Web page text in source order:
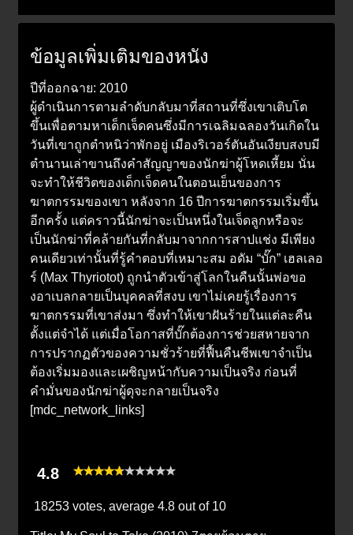
ข้อมูลเพิ่มเติมของหนัง
ปีที่ออกฉาย: 2010
ผู้ดำเนินการตามลำดับกลับมาที่สถานที่ซึ่งเขาเติบโต
ขึ้นเพื่อตามหาเด็กเจ็ดคนซึ่งมีการเฉลิมฉลองวันเกิดใน
วันที่เขาถูกตำหนิว่าพักอยู่ เมืองริเวอร์ตันอันเงียบสงบมี
ตำนานเล่าขานถึงคำสัญญาของนักฆ่าผู้โหดเหี้ยม นั่น
จะทำให้ชีวิตของเด็กเจ็ดคนในตอนเย็นของการ
ฆาตกรรมของเขา หลังจาก 16 ปีการฆาตกรรมเริ่มขึ้น
อีกครั้ง แต่คราวนี้นักฆ่าจะเป็นหนึ่งในเจ็ดลูกหรือจะ
เป็นนักฆ่าที่คล้ายกันที่กลับมาจากการสาปแช่ง มีเพียง
คนเดียวเท่านั้นที่รู้คำตอบที่เหมาะสม อดัม “บั๊ก” เฮลเลอ
ร์ (Max Thyriotot) ถูกนำตัวเข้าสู่โลกในคืนนั้นพ่อขอ
งอาเบลกลายเป็นบุคคลที่สงบ เขาไม่เคยรู้เรื่องการ
ฆาตกรรมที่เขาส่งมา ซึ่งทำให้เขาฝันร้ายในแต่ละคืน
ตั้งแต่จำได้ แต่เมื่อโอกาสที่บั๊กต้องการช่วยสหายจาก
การปรากฏตัวของความชั่วร้ายที่ฟื้นคืนชีพเขาจำเป็น
ต้องเริ่มมองและเผชิญหน้ากับความเป็นจริง ก่อนที่
คำมั่นของนักฆ่าผู้ดุจะกลายเป็นจริง
[mdc_network_links]
4.8
18253 votes, average 4.8 out of 10